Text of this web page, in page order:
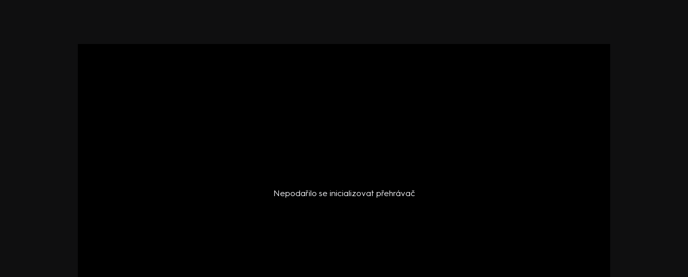
Nepodařilo se inicializovat přehrávač